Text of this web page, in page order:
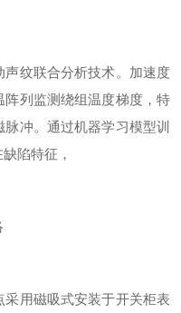
纹联合分析技术。加速度
列监测绕组温度梯度，特
冲。通过机器学习模型训
陷特征，
用磁吸式安装于开关柜表